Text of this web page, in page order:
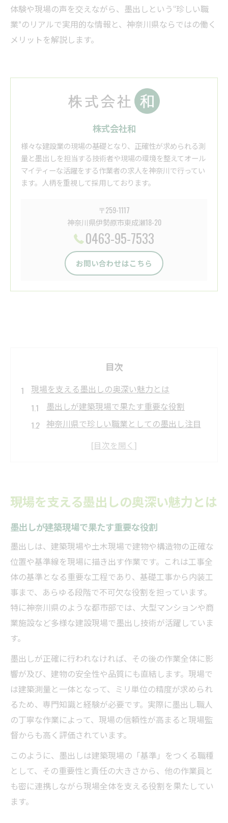
体験や現場の声を交えながら、墨出しという“珍しい職
業”のリアルで実用的な情報と、神奈川県ならではの働く
メリットを解説します。
株式会社和
様々な建設業の現場の基礎となり、正確性が求められる測
量と墨出しを担当する技術者や現場の環境を整えてオール
マイティーな活躍をする作業者の求人を神奈川で行ってい
ます。人柄を重視して採用しております。
〒259-1117
神奈川県伊勢原市東成瀬18-20
0463-95-7533
お問い合わせはこちら
目次
現場を支える墨出しの奥深い魅力とは
墨出しが建築現場で果たす重要な役割
神奈川県で珍しい職業としての墨出し注目
求人市場で見直される墨出し職の価値
珍しい職業として注目集まる墨出し徹底解説
墨出しが珍しい職業とされる理由を解説
神奈川県で求められる墨出し技術の特徴
建築測量で活躍する墨出し職の実態とは
未経験でも挑戦できる墨出しの魅力
墨出し業界で必要とされるスキルと資格
建築現場で活躍する墨出しのやりがいに迫る
墨出し作業が建築現場にもたらす影響
建物完成に貢献する墨出しの仕事の誇り
墨出し職人が感じる現場のやりがい
精度と信頼が求められる墨出し技術
未経験者におすすめの墨出しという働き方
未経験から始める墨出しのメリット
墨出し職が初心者に選ばれる理由
安心して挑戦できる墨出しのサポート体制
現場を支える墨出しの奥深い魅力とは
墨出しが建築現場で果たす重要な役割
墨出しは、建築現場や土木現場で建物や構造物の正確な
位置や基準線を現場に描き出す作業です。これは工事全
体の基準となる重要な工程であり、基礎工事から内装工
事まで、あらゆる段階で不可欠な役割を担っています。
特に神奈川県のような都市部では、大型マンションや商
業施設など多様な建設現場で墨出し技術が活躍していま
す。
墨出しが正確に行われなければ、その後の作業全体に影
響が及び、建物の安全性や品質にも直結します。現場で
は建築測量と一体となって、ミリ単位の精度が求められ
るため、専門知識と経験が必要です。実際に墨出し職人
の丁寧な作業によって、現場の信頼性が高まると現場監
督からも高く評価されています。
このように、墨出しは建築現場の「基準」をつくる職種
として、その重要性と責任の大きさから、他の作業員と
も密に連携しながら現場全体を支える役割を果たしてい
ます。